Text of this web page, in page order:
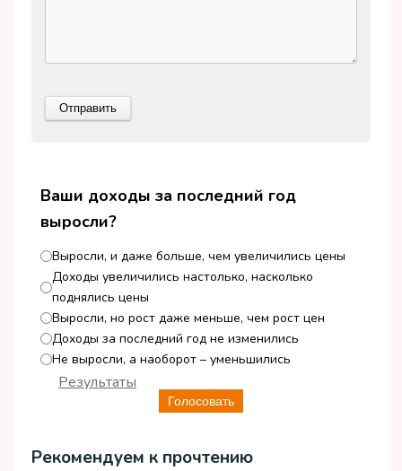
Ваши доходы за последний год
выросли?
Выросли, и даже больше, чем увеличились цены
Доходы увеличились настолько, насколько
поднялись цены
Выросли, но рост даже меньше, чем рост цен
Доходы за последний год не изменились
Не выросли, а наоборот – уменьшились
Голосовать
Результаты
Рекомендуем к прочтению